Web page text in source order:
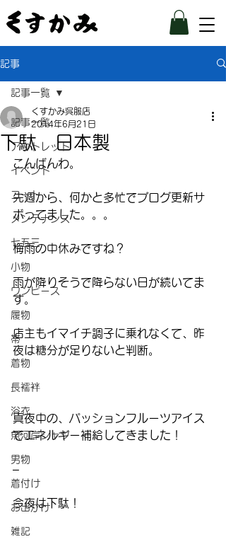
記事
記事一覧
アウトレット
イベント
コート
メンテナンス
七五三
小物
ワンピース
履物
帯
着物
長襦袢
浴衣
魚河岸シャツ
男物
着付け
お出かけ
雑記
記事一覧
下駄 日本製
くすかみ呉服店
2014年6月21日
こんばんわ。
先週から、何かと多忙でブログ更新サ
ボってました。。。
梅雨の中休みですね？
雨が降りそうで降らない日が続いてま
す。
店主もイマイチ調子に乗れなくて、昨
夜は糖分が足りないと判断。
真夜中の、パッションフルーツアイス
でエネルギー補給してきました！
–
今夜は下駄！